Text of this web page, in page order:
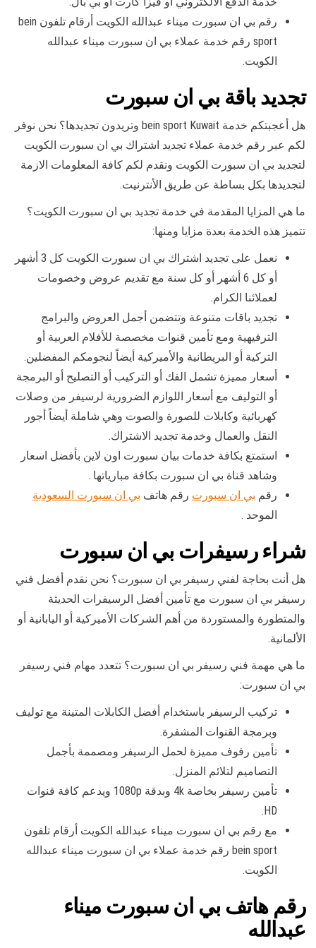
رقم بي ان سبورت ميناء عبدالله الكويت أرقام تلفون bein
sport رقم خدمة عملاء بي ان سبورت ميناء عبدالله
الكويت.
تجديد باقة بي ان سبورت
هل أعجبتكم خدمة bein sport Kuwait وتريدون تجديدها؟ نحن نوفر
لكم عبر رقم خدمة عملاء تجديد اشتراك بي ان سبورت الكويت
لتجديد بي ان سبورت الكويت ونقدم لكم كافة المعلومات الازمة
لتجديدها بكل بساطة عن طريق الأنترنيت.
ما هي المزايا المقدمة في خدمة تجديد بي ان سبورت الكويت؟
تتميز هذه الخدمة بعدة مزايا ومنها:
نعمل على تجديد اشتراك بي ان سبورت الكويت كل 3 أشهر
أو كل 6 أشهر أو كل سنة مع تقديم عروض وخصومات
لعملائنا الكرام.
تجديد باقات متنوعة وتتضمن أجمل العروض والبرامج
الترفيهية ومع تأمين قنوات مخصصة للأفلام العربية أو
التركية أو البريطانية والأميركية أيضاً لنجومكم المفضلين.
أسعار مميزة تشمل الفك أو التركيب أو التصليح أو البرمجة
أو التوليف مع أسعار اللوازم الضرورية لرسيفر من وصلات
كهربائية وكابلات للصورة والصوت وهي شاملة أيضاً أجور
النقل والعمال وخدمة تجديد الاشتراك.
استمتع بكافة خدمات بيان سبورت اون لاين بأفضل اسعار
وشاهد قناة بي ان سبورت بكافة مبارياتها .
رقم بي ان سبورت رقم هاتف بي ان سبورت السعودية
الموحد .
شراء رسيفرات بي ان سبورت
هل أنت بحاجة لفني رسيفر بي ان سبورت؟ نحن نقدم أفضل فني
رسيفر بي ان سبورت مع تأمين أفضل الرسيفرات الحديثة
والمتطورة والمستوردة من أهم الشركات الأميركية أو اليابانية أو
الألمانية.
ما هي مهمة فني رسيفر بي ان سبورت؟ تتعدد مهام فني رسيفر
بي ان سبورت:
تركيب الرسيفر باستخدام أفضل الكابلات المتينة مع توليف
وبرمجة القنوات المشفرة.
تأمين رفوف مميزة لحمل الرسيفر ومصممة بأجمل
التصاميم لتلائم المنزل.
تأمين رسيفر بخاصة 4k وبدقة 1080p ويدعم كافة قنوات
HD.
مع رقم بي ان سبورت ميناء عبدالله الكويت أرقام تلفون
bein sport رقم خدمة عملاء بي ان سبورت ميناء عبدالله
الكويت.
رقم هاتف بي ان سبورت ميناء
عبدالله